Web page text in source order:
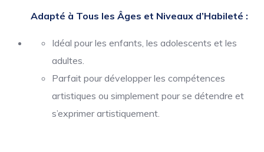
Adapté à Tous les Âges et Niveaux d’Habileté :
Idéal pour les enfants, les adolescents et les
adultes.
Parfait pour développer les compétences
artistiques ou simplement pour se détendre et
s’exprimer artistiquement.